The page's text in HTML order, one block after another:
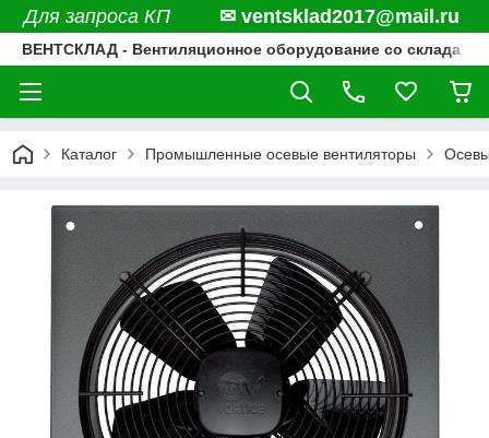
Для запроса КП ✉ ventsklad2017@mail.ru
ВЕНТСКЛАД - Вентиляционное оборудование со склада
Каталог Промышленные осевые вентиляторы